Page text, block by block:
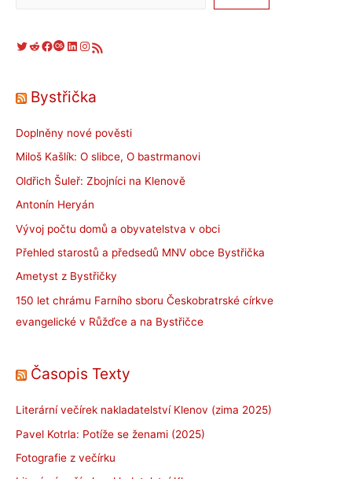
Twitter Reddit Facebook Last.fm LinkedIn Instagram RSS zdroj
Bystřička
Doplněny nové pověsti
Miloš Kašlík: O slibce, O bastrmanovi
Oldřich Šuleř: Zbojníci na Klenově
Antonín Heryán
Vývoj počtu domů a obyvatelstva v obci
Přehled starostů a předsedů MNV obce Bystřička
Ametyst z Bystřičky
150 let chrámu Farního sboru Českobratrské církve
evangelické v Růžďce a na Bystřičce
Časopis Texty
Literární večírek nakladatelství Klenov (zima 2025)
Pavel Kotrla: Potíže se ženami (2025)
Fotografie z večírku